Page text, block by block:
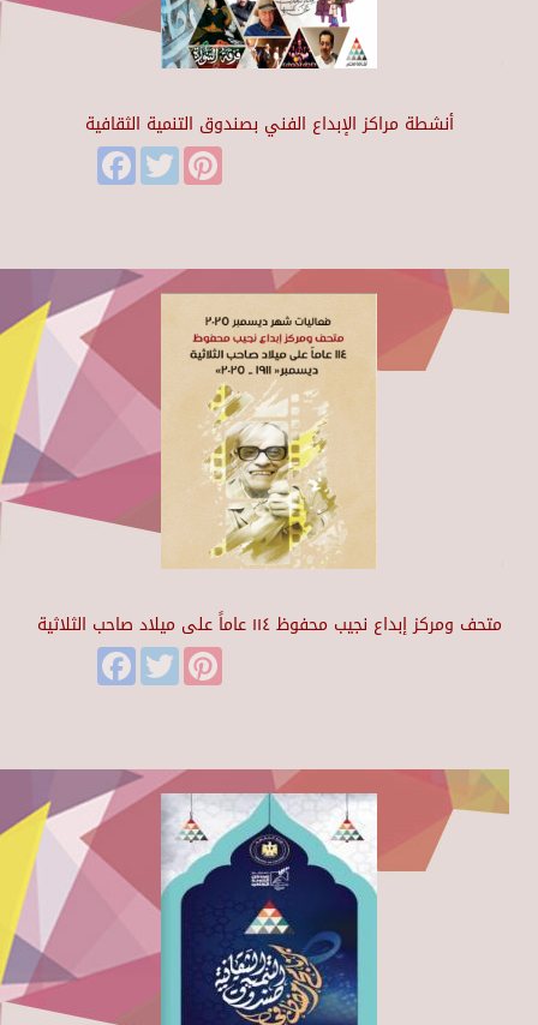
أنشطة مراكز الإبداع الفني بصندوق التنمية الثقافية
FacebookTwitter
متحف ومركز إبداع نجيب محفوظ ١١٤ عاماً على ميلاد صاحب الثلاثية
FacebookTwitter